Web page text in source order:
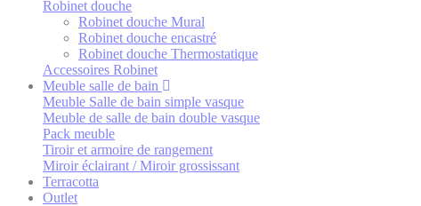
Robinet douche
Robinet douche Mural
Robinet douche encastré
Robinet douche Thermostatique
Accessoires Robinet
Meuble salle de bain
Meuble Salle de bain simple vasque
Meuble de salle de bain double vasque
Pack meuble
Tiroir et armoire de rangement
Miroir éclairant / Miroir grossissant
Terracotta
Outlet